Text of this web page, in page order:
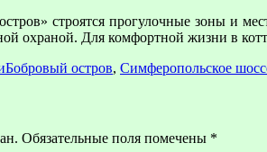
строятся прогулочные зоны и
охраной. Для комфортной жизни в
Метки
Бобровый остров, Симферопольское
Обязательные поля помечены *